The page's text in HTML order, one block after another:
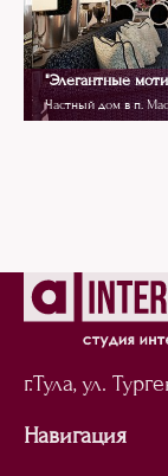
"Элегантные
Частный дом в п.
г.Тула, ул.
Навигация